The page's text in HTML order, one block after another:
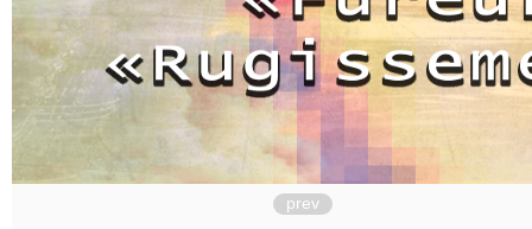
prev